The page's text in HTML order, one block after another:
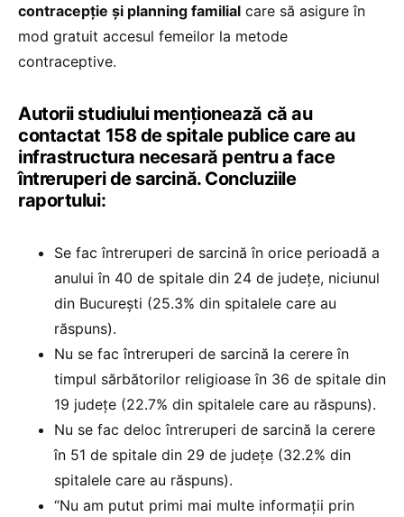
contracepție și planning familial care să asigure în
mod gratuit accesul femeilor la metode
contraceptive.
Autorii studiului menționează că au
contactat 158 de spitale publice care au
infrastructura necesară pentru a face
întreruperi de sarcină. Concluziile
raportului:
Se fac întreruperi de sarcină în orice perioadă a
anului în 40 de spitale din 24 de județe, niciunul
din București (25.3% din spitalele care au
răspuns).
Nu se fac întreruperi de sarcină la cerere în
timpul sărbătorilor religioase în 36 de spitale din
19 județe (22.7% din spitalele care au răspuns).
Nu se fac deloc întreruperi de sarcină la cerere
în 51 de spitale din 29 de județe (32.2% din
spitalele care au răspuns).
“Nu am putut primi mai multe informații prin